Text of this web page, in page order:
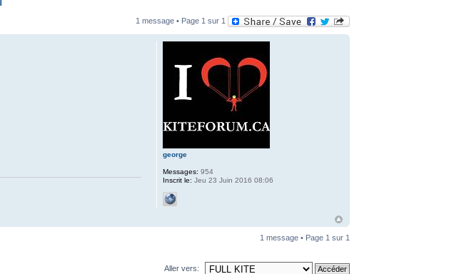
1 message • Page 1 sur 1
george
Messages: 954
Inscrit le: Jeu 23 Juin 2016 08:06
1 message • Page 1 sur 1
Aller vers: